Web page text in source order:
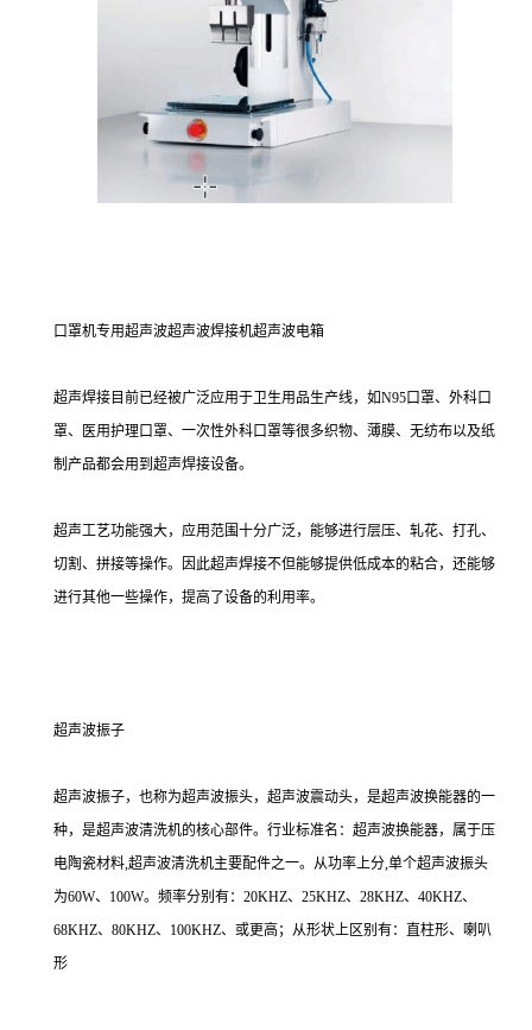
口罩机专用超声波超声波焊接机超声波电箱
超声焊接目前已经被广泛应用于卫生用品生产线，如N95口罩、外科口
罩、医用护理口罩、一次性外科口罩等很多织物、薄膜、无纺布以及纸
制产品都会用到超声焊接设备。
超声工艺功能强大，应用范围十分广泛，能够进行层压、轧花、打孔、
切割、拼接等操作。因此超声焊接不但能够提供低成本的粘合，还能够
进行其他一些操作，提高了设备的利用率。
超声波振子
超声波振子，也称为超声波振头，超声波震动头，是超声波换能器的一
种，是超声波清洗机的核心部件。行业标准名：超声波换能器，属于压
电陶瓷材料,超声波清洗机主要配件之一。从功率上分,单个超声波振头
为60W、100W。频率分别有：20KHZ、25KHZ、28KHZ、40KHZ、
68KHZ、80KHZ、100KHZ、或更高；从形状上区别有：直柱形、喇叭
形